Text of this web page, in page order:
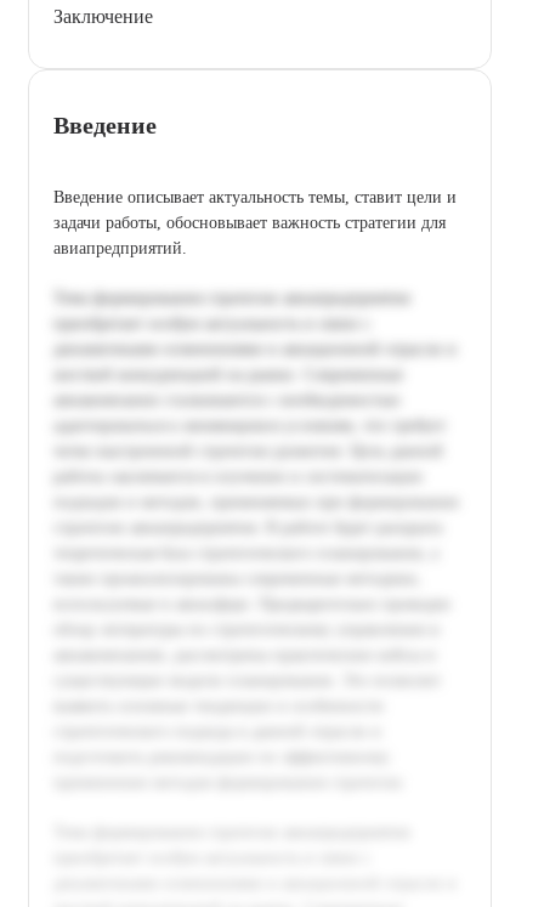
Заключение
Введение
Введение описывает актуальность темы, ставит цели и
задачи работы, обосновывает важность стратегии для
авиапредприятий.